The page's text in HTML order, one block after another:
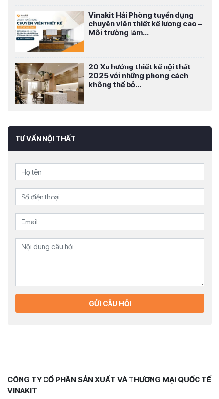
Vinakit Hải Phòng tuyển dụng
chuyên viên thiết kế lương cao –
Môi trường làm...
20 Xu hướng thiết kế nội thất
2025 với những phong cách
không thể bỏ...
TƯ VẤN NỘI THẤT
GỬI CÂU HỎI
CÔNG TY CỔ PHẦN SẢN XUẤT VÀ THƯƠNG MẠI QUỐC TẾ
VINAKIT